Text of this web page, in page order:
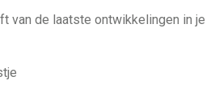
van de laatste ontwikkelingen in je